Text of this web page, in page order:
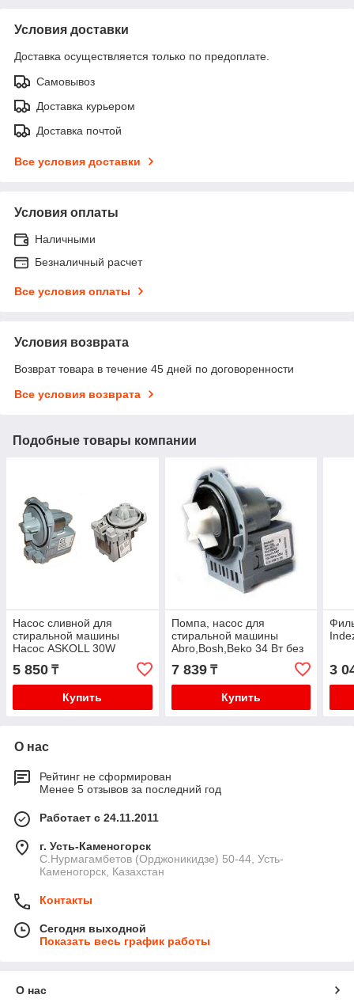
Условия доставки
Доставка осуществляется только по предоплате.
Самовывоз
Доставка курьером
Доставка почтой
Все условия доставки
Условия оплаты
Наличными
Безналичный расчет
Все условия оплаты
Условия возврата
Возврат товара в течение 45 дней по договоренности
Все условия возврата
Подобные товары компании
Насос сливной для
стиральной машины
Насос ASKOLL 30W
квадратный, 3 защелки +
1 винт, клеммы под фишку
вперед
5 850 ₸
Купить
Помпа, насос для
стиральной машины
Abro,Bosh,Beko 34 Вт без
улитки (8 защ., клеммы
вместе назад)
код:UARDOP201
7 839₸
Купить
3
О нас
Рейтинг не сформирован
Менее 5 отзывов за последний год
Работает с 24.11.2011
г. Усть-Каменогорск
С.Нурмагамбетов (Орджоникидзе) 50-44, Усть-
Каменогорск, Казахстан
Контакты
Сегодня выходной
Показать весь график работы
О нас